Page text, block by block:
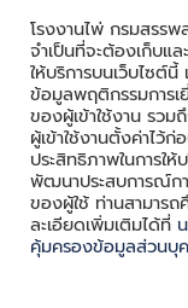
สิ่งพิมพ์ทั่วไป
Copyright © 2021
โรงงานไพ่ กรมสรร
จำเป็นที่จะต้องเก็บแล
ให้บริการบนเว็บไซต์
ข้อมูลพฤติกรรมการเ
ของผู้เข้าใช้งาน รวม
ผู้เข้าใช้งานตั้งค่าไว้
ประสิทธิภาพในการให้
พัฒนาประสบการณ์กา
ของผู้ใช้ ท่านสามารถ
ละเอียดเพิ่มเติมได้ที่
คุ้มครองข้อมูลส่วนบุ